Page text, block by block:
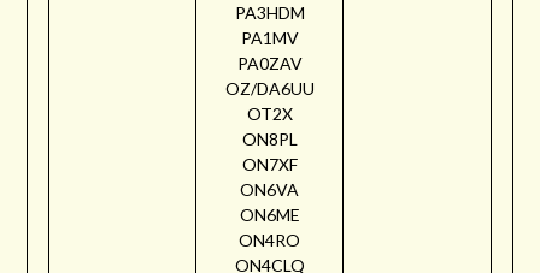
PA3HDM
PA1MV
PA0ZAV
OZ/DA6UU
OT2X
ON8PL
ON7XF
ON6VA
ON6ME
ON4RO
ON4CLQ